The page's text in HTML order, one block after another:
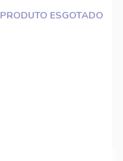
PRODUTO ESGOTADO